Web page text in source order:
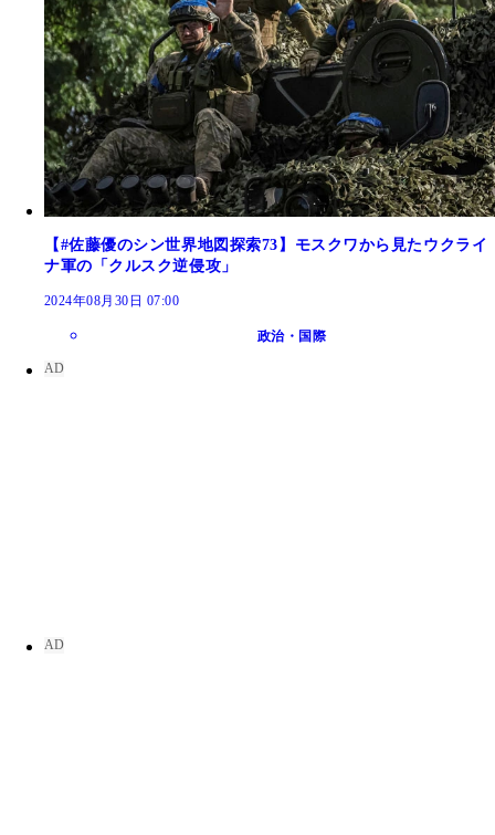
【#佐藤優のシン世界地図探索73】モスクワから見たウクライ
ナ軍の「クルスク逆侵攻」
2024年08月30日 07:00
政治・国際